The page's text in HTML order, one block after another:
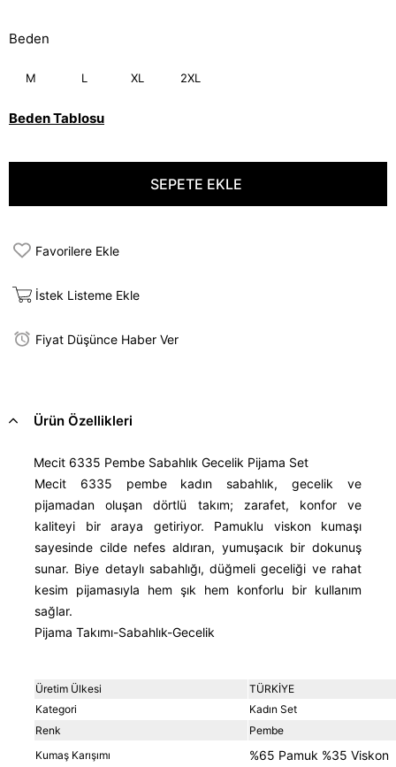
Beden
M L XL 2XL
Beden Tablosu
Favorilere Ekle
İstek Listeme Ekle
Fiyat Düşünce Haber Ver
Ürün Özellikleri
Mecit 6335 Pembe Sabahlık Gecelik Pijama Set
Mecit 6335 pembe kadın sabahlık, gecelik ve
pijamadan oluşan dörtlü takım; zarafet, konfor ve
kaliteyi bir araya getiriyor. Pamuklu viskon kumaşı
sayesinde cilde nefes aldıran, yumuşacık bir dokunuş
sunar. Biye detaylı sabahlığı, düğmeli geceliği ve rahat
kesim pijamasıyla hem şık hem konforlu bir kullanım
sağlar.
Pijama Takımı-Sabahlık-Gecelik
Üretim Ülkesi
TÜRKİYE
Kategori
Kadın Set
Renk
Pembe
Kumaş Karışımı
%65 Pamuk %35 Viskon